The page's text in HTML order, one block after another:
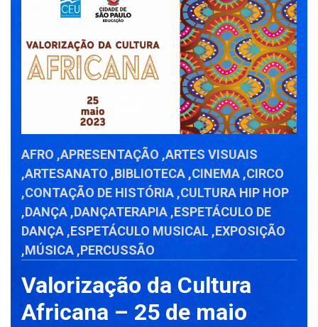
AFRO ,APRESENTAÇÃO ,ARTES VISUAIS
,ARTESANATO ,BIBLIOTECA ,CINEMA ,CIRCO
,CONTAÇÃO DE HISTÓRIA ,CULTURA HIP HOP
,DANÇA ,DANÇATERAPIA ,ESPETÁCULO DE
DANÇA ,ESPETÁCULO MUSICAL ,EXPOSIÇÃO
,MÚSICA ,PERCUSSÃO
Valorização da Cultura
Africana – 25 de maio